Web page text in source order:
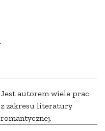
Jest autorem wiele prac
z zakresu literatury
romantycznej.